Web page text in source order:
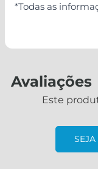
*Todas as
Avaliações
Este